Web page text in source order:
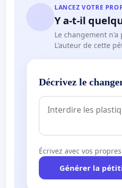
LANCEZ VOTRE
Y a-t-il
Le changement
L'auteur de cette
Décrivez le
Écrivez avec vos
Générer la